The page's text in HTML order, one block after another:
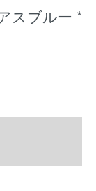
スブルー *